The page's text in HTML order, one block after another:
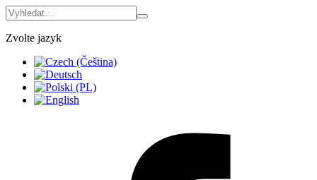
Zvolte jazyk